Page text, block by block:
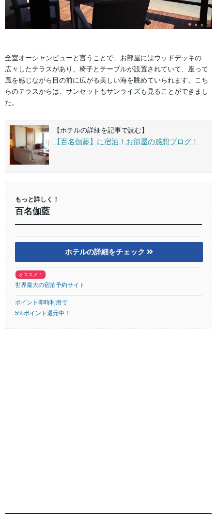
全室オーシャンビューと言うことで、お部屋にはウッドデッキの
広々したテラスがあり、椅子とテーブルが設置されていて、座って
風を感じながら目の前に広がる美しい海を眺めていられます。こち
らのテラスからは、サンセットもサンライズも見ることができまし
た。
【ホテルの詳細を記事で読む】
【百名伽藍】に宿泊！お部屋の感想ブログ！
もっと詳しく！
百名伽藍
ホテルの詳細をチェック
オススメ！
世界最大の宿泊予約サイト
ポイント即時利用で
5%ポイント還元中！